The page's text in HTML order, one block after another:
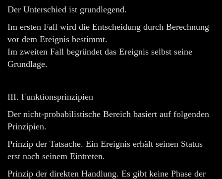
Der Unterschied ist grundlegend.
Im ersten Fall wird die Entscheidung durch Berechnung
vor dem Ereignis bestimmt.
Im zweiten Fall begründet das Ereignis selbst seine
Grundlage.
III. Funktionsprinzipien
Der nicht-probabilistische Bereich basiert auf folgenden
Prinzipien.
Prinzip der Tatsache. Ein Ereignis erhält seinen Status
erst nach seinem Eintreten.
Prinzip der direkten Handlung. Es gibt keine Phase der